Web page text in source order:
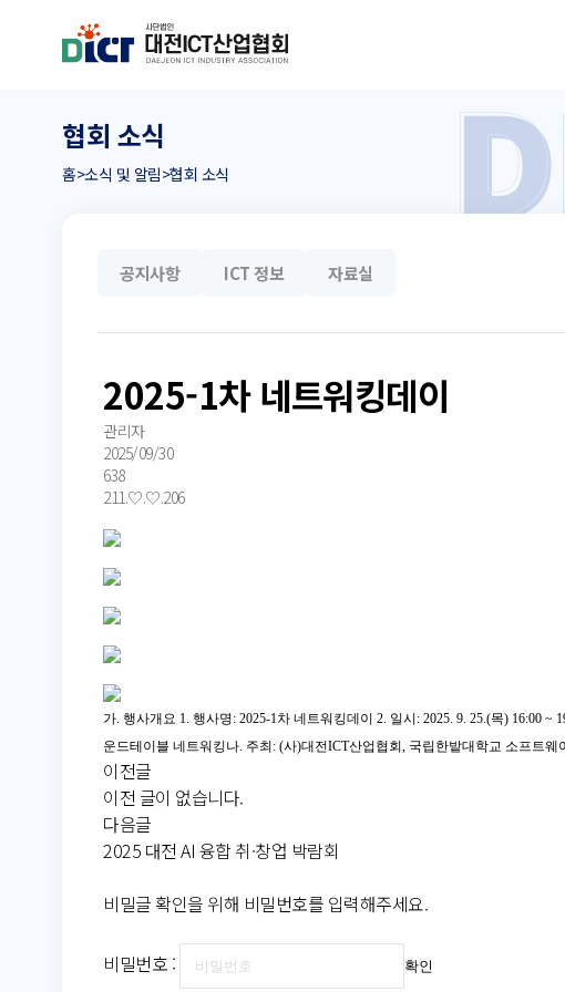
협회 소식
홈>소식 및 알림>협회 소식
공지사항 ICT 정보 자료실
2025-1차 네트워킹데이
관리자
2025/09/30
638
211.♡.♡.206
가. 행사개요 1. 행사명: 2025-1차 네트워킹데이 2. 일시 : 2025. 9. 25.(목) 16:00 ~
운드테이블 네트워킹나. 주최: (사)대전ICT산업협회, 국립한밭대학교 소프트웨
이전글
이전 글이 없습니다.
다음글
2025 대전 AI 융합 취·창업 박람회
비밀글 확인을 위해 비밀번호를 입력해주세요.
비밀번호 : 확인